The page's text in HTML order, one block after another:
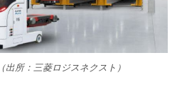
（出所：三菱ロジスネクスト）